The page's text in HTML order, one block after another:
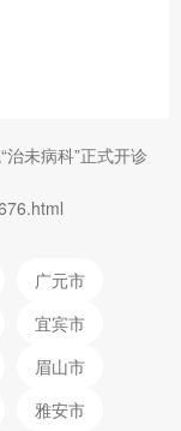
未病科”正式开诊
广元市
宜宾市
眉山市
雅安市